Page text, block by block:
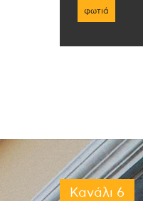
φωτιά
Κανάλι 6